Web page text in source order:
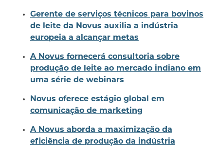
Gerente de serviços técnicos para bovinos
de leite da Novus auxilia a indústria
europeia a alcançar metas
A Novus fornecerá consultoria sobre
produção de leite ao mercado indiano em
uma série de webinars
Novus oferece estágio global em
comunicação de marketing
A Novus aborda a maximização da
eficiência de produção da indústria